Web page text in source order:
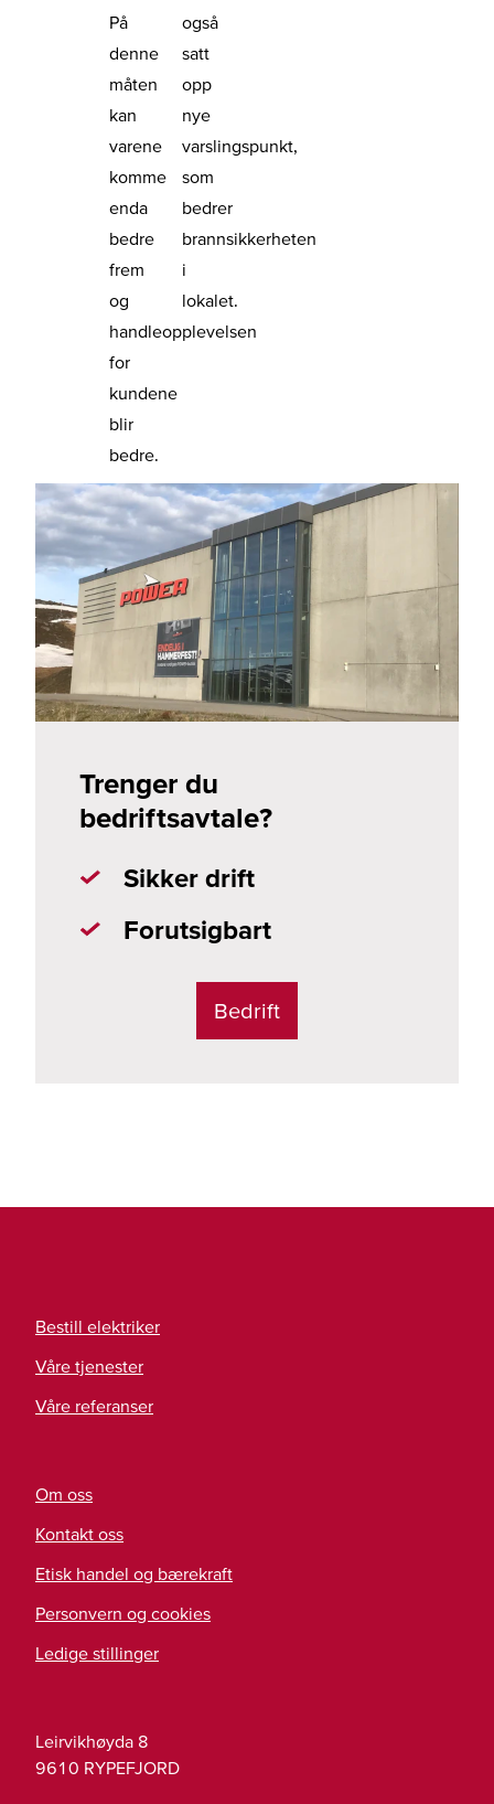
På
denne
måten
kan
varene
komme
enda
bedre
frem
og
handleopplevelsen
for
kundene
blir
bedre.
også
satt
opp
nye
varslingspunkt,
som
bedrer
brannsikkerheten
i
lokalet.
Trenger du
bedriftsavtale?
Sikker drift
Forutsigbart
Bedrift
Leirvikhøyda 8
9610 RYPEFJORD
Bestill elektriker
Våre tjenester
Våre referanser
Om oss
Kontakt oss
Etisk handel og bærekraft
Personvern og cookies
Ledige stillinger